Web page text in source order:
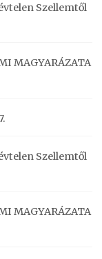
Szellemtől
MAGYARÁZATA
Szellemtől
MAGYARÁZATA